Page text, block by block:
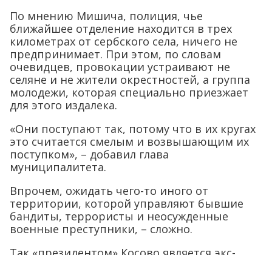
По мнению Мишича, полиция, чье
ближайшее отделение находится в трех
километрах от сербского села, ничего не
предпринимает. При этом, по словам
очевидцев, провокации устраивают не
селяне и не жители окрестностей, а группа
молодежи, которая специально приезжает
для этого издалека.
«Они поступают так, потому что в их кругах
это считается смелым и возвышающим их
поступком», – добавил глава
муниципалитета.
Впрочем, ожидать чего-то иного от
территории, которой управляют бывшие
бандиты, террористы и неосужденные
военные преступники, – сложно.